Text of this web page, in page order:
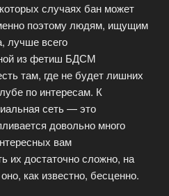
случаях бан может
поэтому людям, ищущим
лучше всего
из фетиш БДСМ
там, где не будет лишних
по интересам. К
сеть — это
довольно много
вам
их достаточно сложно, на
как известно, бесценно.